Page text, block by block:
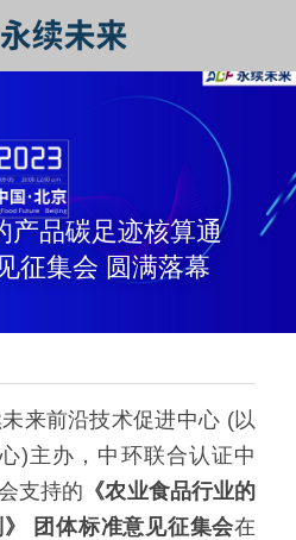
产品碳足迹核算通
征集会 圆满落幕
来前沿技术促进中心 (以
)主办，中环联合认证中
支持的 《农业食品行业的
团体标准意见征集会在